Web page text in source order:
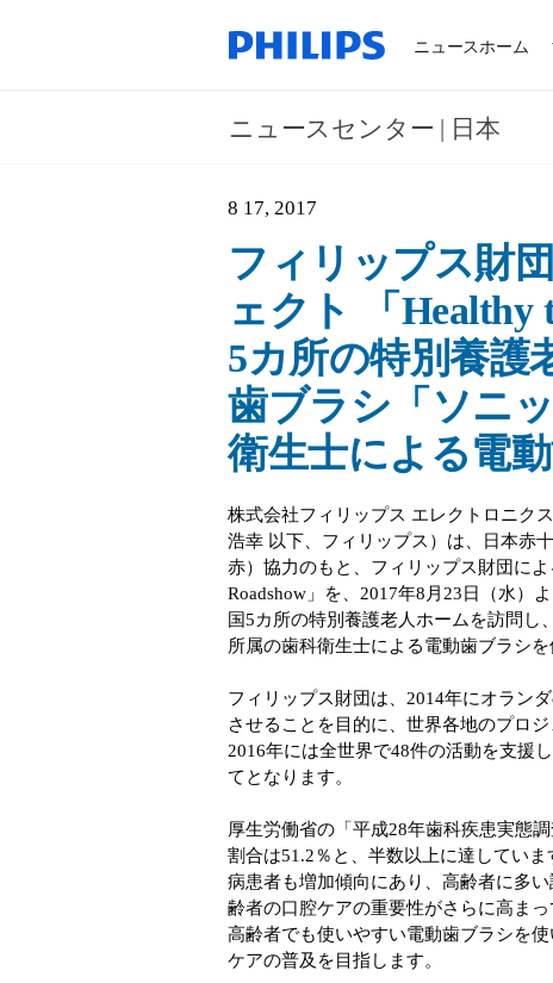
ニュースホーム
ニュースセンター | 日本
8 17, 2017
フィリップス財
ェクト 「Healthy
5カ所の特別養護
歯ブラシ「ソニ
衛生士による電
株式会社フィリップス エレクトロニク
浩幸 以下、フィリップス）は、日本赤
赤）協力のもと、フィリップス財団に
Roadshow」を、2017年8月23日（水）
国5カ所の特別養護老人ホームを訪問
所属の歯科衛生士による電動歯ブラシ
フィリップス財団は、2014年にオラン
させることを目的に、世界各地のプロ
2016年には全世界で48件の活動を支援
てとなります。
厚生労働省の「平成28年歯科疾患実態
割合は51.2％と、半数以上に達してい
病患者も増加傾向にあり、高齢者に多
齢者の口腔ケアの重要性がさらに高ま
高齢者でも使いやすい電動歯ブラシを
ケアの普及を目指します。